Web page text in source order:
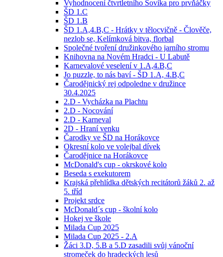
Vyhodnocení čtvrtletního Sovíka pro prvňáčky
ŠD 1.C
ŠD 1.B
ŠD 1.A,4.B,C - Hrátky v tělocvičně - Člověče,
nezlob se, Kelímková bitva, florbal
Společné tvoření družinkového jarního stromu
Knihovna na Novém Hradci - U Labutě
Karnevalové veselení v 1.A,4.B,C
Jo puzzle, to nás baví - ŠD 1.A, 4.B,C
Čarodějnický rej odpoledne v družince
30.4.2025
2.D - Vycházka na Plachtu
2.D - Nocování
2.D - Karneval
2D - Hraní venku
Čarodky ve ŠD na Horákovce
Okresní kolo ve volejbal dívek
Čarodějnice na Horákovce
McDonald's cup - okrskové kolo
Beseda s exekutorem
Krajská přehlídka dětských recitátorů žáků 2. až
5. tříd
Projekt srdce
McDonald´s cup - školní kolo
Hokej ve škole
Milada Cup 2025
Milada Cup 2025 - 2.A
Žáci 3.D, 5.B a 5.D zasadili svůj vánoční
stromeček do hradeckých lesů